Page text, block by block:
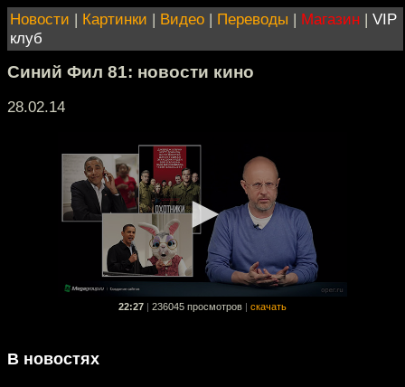
Новости | Картинки | Видео | Переводы | Магазин | VIP
клуб
Синий Фил 81: новости кино
28.02.14
22:27 236045 просмотров скачать
В новостях